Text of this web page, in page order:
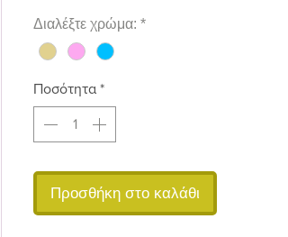
Διαλέξτε χρώμα: *
Ποσότητα *
Προσθήκη στο καλάθι